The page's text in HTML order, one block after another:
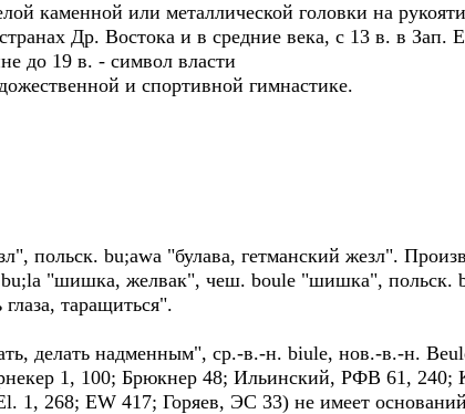
каменной или металлической головки на
Др. Востока и в средние века, с 13 в. в Зап.
до 19 в. - символ власти
и спортивной гимнастике.
польск. bu;awa "булава, гетманский жезл".
"шишка, желвак", чеш. boule "шишка", польск.
таращиться".
делать надменным", ср.-в.-н. biule, нов.-в.-н.
1, 100; Брюкнер 48; Ильинский, РФВ 61,
1, 268; EW 417; Горяев, ЭС 33) не имеет